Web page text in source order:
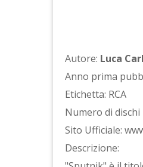
Autore: Luca
Anno prima
Etichetta: RCA
Numero di dischi
Sito Ufficiale:
Descrizione: